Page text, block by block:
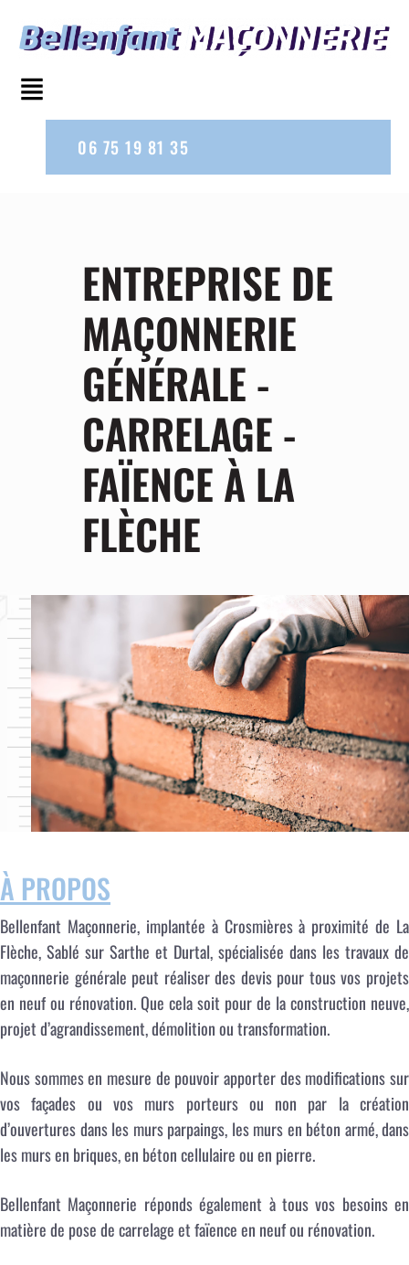
06 75 19 81 35
ENTREPRISE DE
MAÇONNERIE
GÉNÉRALE -
CARRELAGE -
FAÏENCE À LA
FLÈCHE
À PROPOS
Bellenfant Maçonnerie, implantée à Crosmières à proximité de La
Flèche, Sablé sur Sarthe et Durtal, spécialisée dans les travaux de
maçonnerie générale peut réaliser des devis pour tous vos projets
en neuf ou rénovation. Que cela soit pour de la construction neuve,
projet d’agrandissement, démolition ou transformation.
Nous sommes en mesure de pouvoir apporter des modifications sur
vos façades ou vos murs porteurs ou non par la création
d’ouvertures dans les murs parpaings, les murs en béton armé, dans
les murs en briques, en béton cellulaire ou en pierre.
Bellenfant Maçonnerie réponds également à tous vos besoins en
matière de pose de carrelage et faïence en neuf ou rénovation.